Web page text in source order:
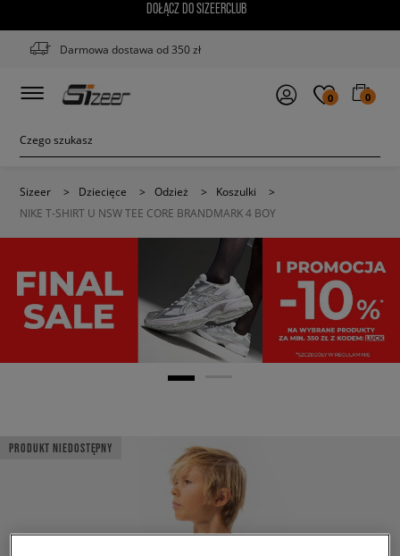
DOŁĄCZ DO SIZEERCLUB
Darmowa dostawa od 350 zł
0 0
Sizeer > Dziecięce > Odzież > Koszulki
>
NIKE T-SHIRT U NSW TEE CORE BRANDMARK 4 BOY
PRODUKT NIEDOSTĘPNY